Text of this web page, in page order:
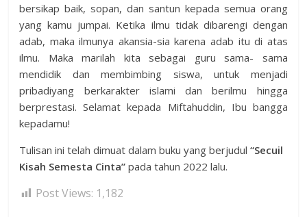
bersikap baik, sopan, dan santun kepada semua orang
yang kamu jumpai. Ketika ilmu tidak dibarengi dengan
adab, maka ilmunya akansia-sia karena adab itu di atas
ilmu. Maka marilah kita sebagai guru sama- sama
mendidik dan membimbing siswa, untuk menjadi
pribadiyang berkarakter islami dan berilmu hingga
berprestasi. Selamat kepada Miftahuddin, Ibu bangga
kepadamu!
Tulisan ini telah dimuat dalam buku yang berjudul“Secuil
Kisah Semesta Cinta” pada tahun 2022 lalu.
Post Views: 1,182